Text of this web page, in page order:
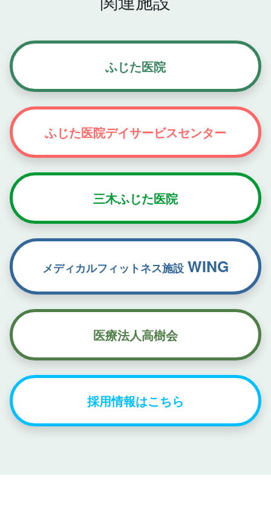
ふじた医院
ふじた医院デイサービスセンター
三木ふじた医院
メディカルフィットネス施設 WING
医療法人高樹会
採用情報はこちら